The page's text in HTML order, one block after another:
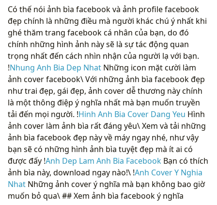
Có thế nói ảnh bìa facebook và ảnh profile facebook
đẹp chính là những điều mà người khác chú ý nhất khi
ghé thăm trang facebook cá nhân của bạn, do đó
chính những hình ảnh này sẽ là sự tác động quan
trọng nhất đến cách nhìn nhận của người lạ với bạn.
!Nhung Anh Bia Dep Nhat Những icon mặt cười làm
ảnh cover facebook\ Với những ảnh bìa facebook đẹp
như trai đẹp, gái đẹp, ảnh cover dễ thương này chính
là một thông điệp ý nghĩa nhất mà bạn muốn truyền
tải đến mọi người. !Hinh Anh Bia Cover Dang Yeu Hình
ảnh cover làm ảnh bìa rất đáng yêu\ Xem và tải những
ảnh bìa facebook đẹp này về máy ngay nhé, như vậy
bạn sẽ có những hình ảnh bìa tuyệt đẹp mà ít ai có
được đấy !Anh Dep Lam Anh Bia Facebook Bạn có thích
ảnh bìa này, download ngay nào!\ !Anh Cover Y Nghia
Nhat Những ảnh cover ý nghĩa mà bạn không bao giờ
muốn bỏ qua\ ## Xem ảnh bìa facebook ý nghĩa